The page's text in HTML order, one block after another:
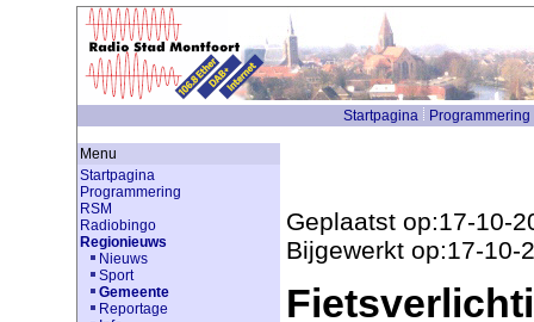
Startpagina Programmering
Menu
Startpagina
Programmering
RSM
Radiobingo
Regionieuws
Nieuws
Sport
Gemeente
Reportage
Geplaatst op:17-10-
Bijgewerkt op:17-10-